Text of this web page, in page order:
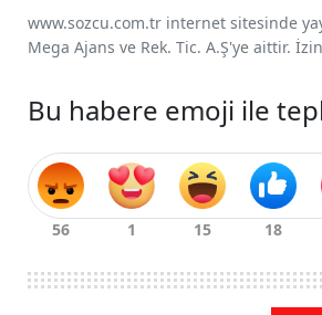
www.sozcu.com.tr internet sitesinde
Mega Ajans ve Rek. Tic. A.Ş'ye aittir.
Bu habere emoji ile